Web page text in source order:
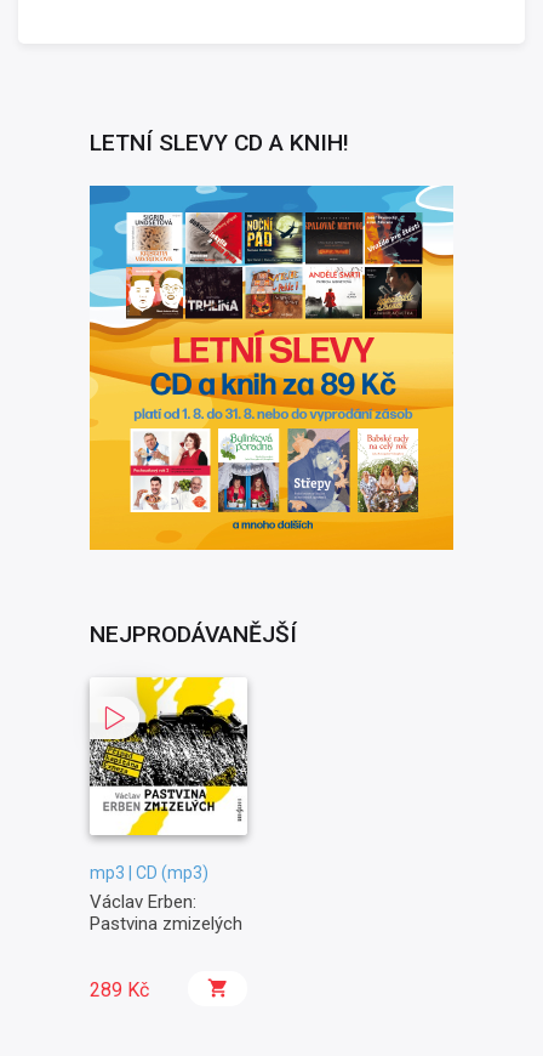
LETNÍ SLEVY CD A KNIH!
NEJPRODÁVANĚJŠÍ
mp3 | CD (mp3)
Václav Erben:
Pastvina zmizelých
289 Kč